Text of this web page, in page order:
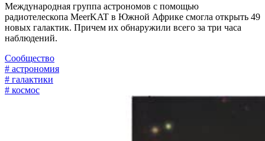
Международная группа астрономов с помощью
радиотелескопа MeerKAT в Южной Африке смогла открыть 49
новых галактик. Причем их обнаружили всего за три часа
наблюдений.
Сообщество
# астрономия
# галактики
# космос